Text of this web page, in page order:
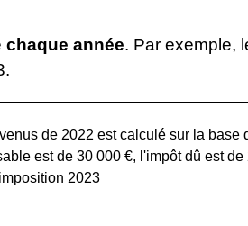
chaque année. Par exemple,
2023